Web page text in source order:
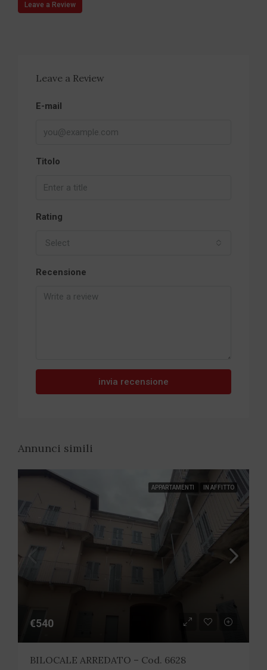
Leave a Review
Leave a Review
E-mail
Titolo
Rating
Select
Recensione
invia recensione
Annunci simili
APPARTAMENTI IN AFFITTO
€540
BILOCALE ARREDATO – Cod. 6628